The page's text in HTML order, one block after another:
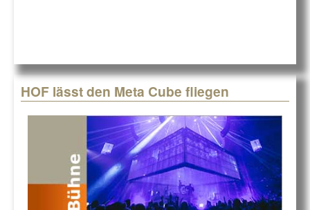
HOF lässt den Meta Cube fliegen